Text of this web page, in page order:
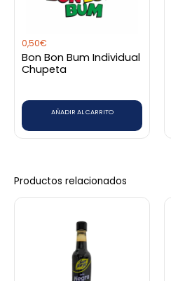
0,50€
Bon Bon Bum Individual
Chupeta
AÑADIR AL CARRITO
Productos relacionados